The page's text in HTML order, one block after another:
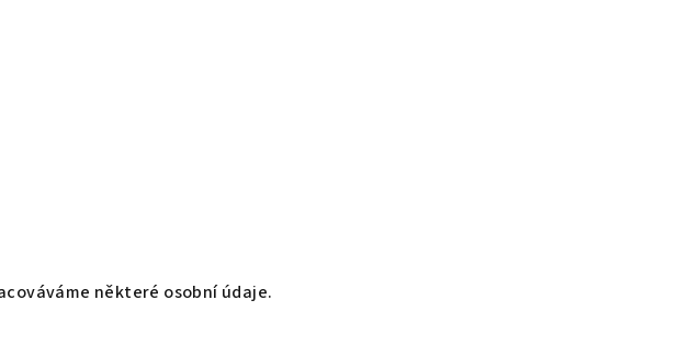
některé osobní údaje.